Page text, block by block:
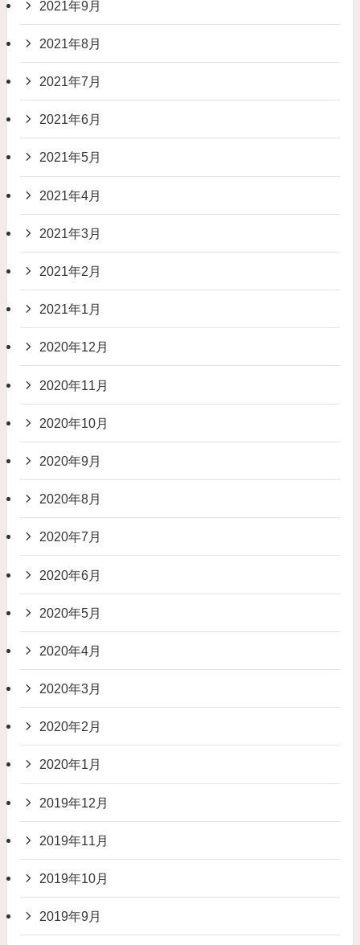
2021年9月
2021年8月
2021年7月
2021年6月
2021年5月
2021年4月
2021年3月
2021年2月
2021年1月
2020年12月
2020年11月
2020年10月
2020年9月
2020年8月
2020年7月
2020年6月
2020年5月
2020年4月
2020年3月
2020年2月
2020年1月
2019年12月
2019年11月
2019年10月
2019年9月